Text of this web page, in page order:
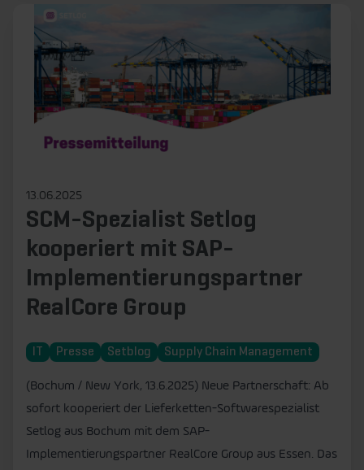
13.06.2025
SCM-Spezialist Setlog
kooperiert mit SAP-
Implementierungspartner
RealCore Group
Presse Setblog Supply Chain Management
(Bochum / New York, 13.6.2025) Neue Partnerschaft: Ab
sofort kooperiert der Lieferketten-Softwarespezialist
Setlog aus Bochum mit dem SAP-
Implementierungspartner RealCore Group aus Essen. Das